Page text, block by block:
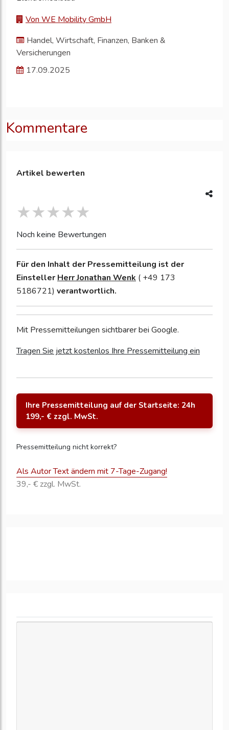
Von WE Mobility GmbH
Handel, Wirtschaft, Finanzen, Banken &
Versicherungen
17.09.2025
Kommentare
Artikel bewerten
Noch keine Bewertungen
Für den Inhalt der Pressemitteilung ist der
Einsteller Herr Jonathan Wenk ( +49 173
5186721) verantwortlich.
Mit Pressemitteilungen sichtbarer bei Google.
Tragen Sie jetzt kostenlos Ihre Pressemitteilung ein
Ihre Pressemitteilung auf der Startseite: 24h
199,- € zzgl. MwSt.
Pressemitteilung nicht korrekt?
Als Autor Text ändern mit 7-Tage-Zugang!
39,- € zzgl. MwSt.